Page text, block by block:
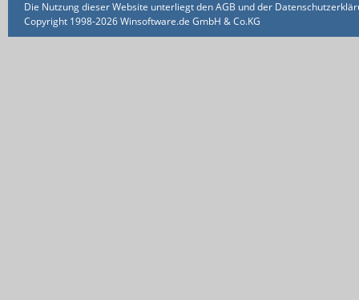
Die Nutzung dieser Website unterliegt den AGB und der
Copyright 1998-2026 Winsoftware.de GmbH & Co.KG